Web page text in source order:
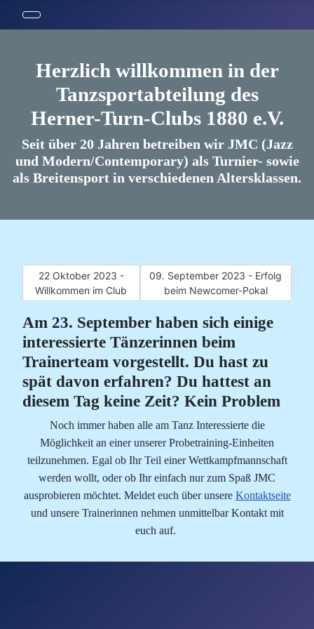
Herzlich willkommen in der
Tanzsportabteilung des
Herner-Turn-Clubs 1880 e.V.
Seit über 20 Jahren betreiben wir JMC (Jazz
und Modern/Contemporary) als Turnier- sowie
als Breitensport in verschiedenen Altersklassen.
Vorheriger Beitrag: 22 Oktober 2023 - Willkommen im Club
22 Oktober 2023 -
Willkommen im Club
Nächster Beitrag: 09. September
09. September 2023 - Erfolg
beim Newcomer-Pokal
Am 23. September haben sich einige
interessierte Tänzerinnen beim
Trainerteam vorgestellt. Du hast zu
spät davon erfahren? Du hattest an
diesem Tag keine Zeit? Kein Problem
Noch immer haben alle am Tanz Interessierte die
Möglichkeit an einer unserer Probetraining-Einheiten
teilzunehmen. Egal ob Ihr Teil einer Wettkampfmannschaft
werden wollt, oder ob Ihr einfach nur zum Spaß JMC
ausprobieren möchtet. Meldet euch über unsere Kontaktseite
und unsere Trainerinnen nehmen unmittelbar Kontakt mit
euch auf.